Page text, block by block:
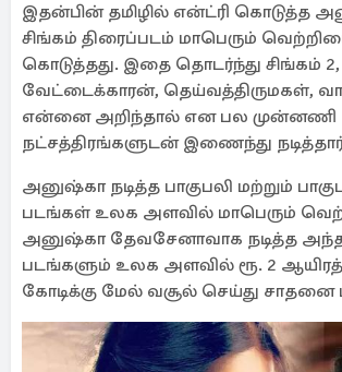
இதன்பின் தமிழில் என்ட்ரி கொடுத்த
சிங்கம் திரைப்படம் மாபெரும்
கொடுத்தது. இதை தொடர்ந்து சிங்கம் 2,
வேட்டைக்காரன், தெய்வத்திருமகள்,
என்னை அறிந்தால் என பல முன்னணி
நட்சத்திரங்களுடன் இணைந்து
அனுஷ்கா நடித்த பாகுபலி மற்றும்
படங்கள் உலக அளவில் மாபெரும்
அனுஷ்கா தேவசேனாவாக நடித்த
படங்களும் உலக அளவில் ரூ. 2
கோடிக்கு மேல் வசூல் செய்து சாதனை